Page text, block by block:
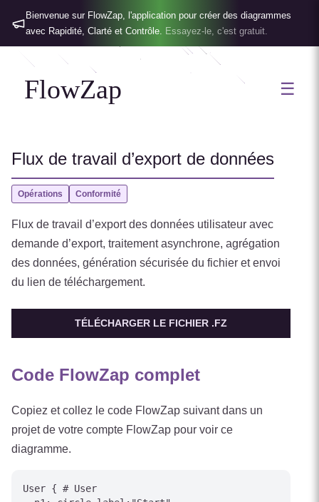
Bienvenue sur FlowZap, l'application pour créer des diagrammes
avec Rapidité, Clarté et Contrôle. Essayez-le, c'est gratuit.
FlowZap ☰
Flux de travail d’export de données
Opérations Conformité
Flux de travail d’export des données utilisateur avec
demande d’export, traitement asynchrone, agrégation
des données, génération sécurisée du fichier et envoi
du lien de téléchargement.
TÉLÉCHARGER LE FICHIER .FZ
Code FlowZap complet
Copiez et collez le code FlowZap suivant dans un
projet de votre compte FlowZap pour voir ce
diagramme.
User { # User